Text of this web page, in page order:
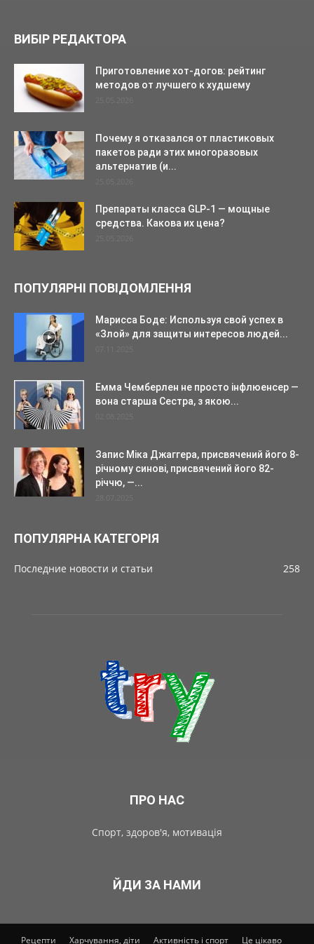
ВИБІР РЕДАКТОРА
Приготовление хот-догов: рейтинг
методов от лучшего к худшему
Почему я отказался от пластиковых
пакетов ради этих многоразовых
альтернатив (и...
Препараты класса GLP-1 — мощные
средства. Какова их цена?
ПОПУЛЯРНІ ПОВІДОМЛЕННЯ
Марисса Боде: Используя свой успех в
«Злой» для защиты интересов людей...
Емма Чемберлен не просто інфлюенсер —
вона старша Сестра, з якою...
Запис Міка Джаггера, присвячений його 8-
річному синові, присвячений його 82-
річчю, —...
ПОПУЛЯРНА КАТЕГОРІЯ
Последние новости и статьи 258
ПРО НАС
Спорт, здоров'я, мотивація
ЙДИ ЗА НАМИ
Рецепти Харчування, діти Активність і спорт Це цікаво